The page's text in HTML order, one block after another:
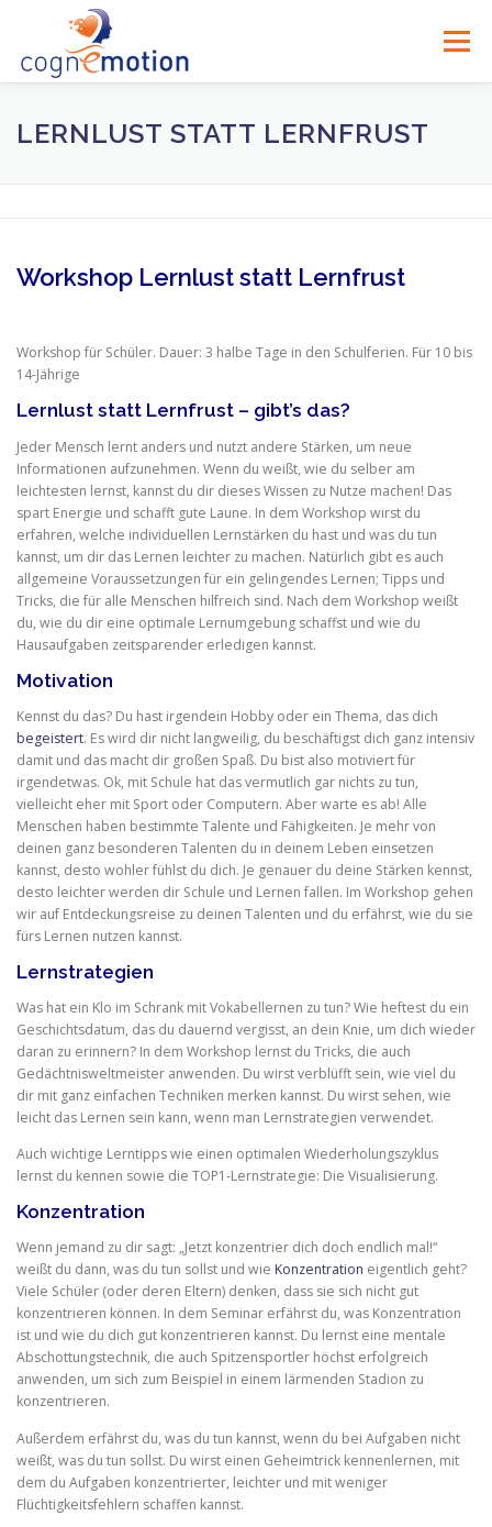
springen
Menü
LERNLUST STATT LERNFRUST
Workshop Lernlust statt Lernfrust
Workshop für Schüler. Dauer: 3 halbe Tage in den Schulferien. Für 10 bis
14-Jährige
Lernlust statt Lernfrust – gibt’s das?
Jeder Mensch lernt anders und nutzt andere Stärken, um neue
Informationen aufzunehmen. Wenn du weißt, wie du selber am
leichtesten lernst, kannst du dir dieses Wissen zu Nutze machen! Das
spart Energie und schafft gute Laune. In dem Workshop wirst du
erfahren, welche individuellen Lernstärken du hast und was du tun
kannst, um dir das Lernen leichter zu machen. Natürlich gibt es auch
allgemeine Voraussetzungen für ein gelingendes Lernen; Tipps und
Tricks, die für alle Menschen hilfreich sind. Nach dem Workshop weißt
du, wie du dir eine optimale Lernumgebung schaffst und wie du
Hausaufgaben zeitsparender erledigen kannst.
Motivation
Kennst du das? Du hast irgendein Hobby oder ein Thema, das dich
begeistert. Es wird dir nicht langweilig, du beschäftigst dich ganz intensiv
damit und das macht dir großen Spaß. Du bist also motiviert für
irgendetwas. Ok, mit Schule hat das vermutlich gar nichts zu tun,
vielleicht eher mit Sport oder Computern. Aber warte es ab! Alle
Menschen haben bestimmte Talente und Fähigkeiten. Je mehr von
deinen ganz besonderen Talenten du in deinem Leben einsetzen
kannst, desto wohler fühlst du dich. Je genauer du deine Stärken kennst,
desto leichter werden dir Schule und Lernen fallen. Im Workshop gehen
wir auf Entdeckungsreise zu deinen Talenten und du erfährst, wie du sie
fürs Lernen nutzen kannst.
Lernstrategien
Was hat ein Klo im Schrank mit Vokabellernen zu tun? Wie heftest du ein
Geschichtsdatum, das du dauernd vergisst, an dein Knie, um dich wieder
daran zu erinnern? In dem Workshop lernst du Tricks, die auch
Gedächtnisweltmeister anwenden. Du wirst verblüfft sein, wie viel du
dir mit ganz einfachen Techniken merken kannst. Du wirst sehen, wie
leicht das Lernen sein kann, wenn man Lernstrategien verwendet.
Auch wichtige Lerntipps wie einen optimalen Wiederholungszyklus
lernst du kennen sowie die TOP1-Lernstrategie: Die Visualisierung.
Konzentration
Wenn jemand zu dir sagt: „Jetzt konzentrier dich doch endlich mal!“ 
weißt du dann, was du tun sollst und wie Konzentration eigentlich geht?
Viele Schüler (oder deren Eltern) denken, dass sie sich nicht gut
konzentrieren können. In dem Seminar erfährst du, was Konzentration
ist und wie du dich gut konzentrieren kannst. Du lernst eine mentale
Abschottungstechnik, die auch Spitzensportler höchst erfolgreich
anwenden, um sich zum Beispiel in einem lärmenden Stadion zu
konzentrieren.
Außerdem erfährst du, was du tun kannst, wenn du bei Aufgaben nicht
weißt, was du tun sollst. Du wirst einen Geheimtrick kennenlernen, mit
dem du Aufgaben konzentrierter, leichter und mit weniger
Flüchtigkeitsfehlern schaffen kannst.